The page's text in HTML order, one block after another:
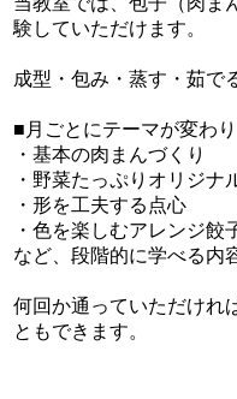
験していただけます。
成型・包み・蒸す・茹で
■月ごとにテーマが変わ
・基本の肉まんづくり
・野菜たっぷりオリジナ
・形を工夫する点心
・色を楽しむアレンジ餃
など、段階的に学べる内
何回か通っていただけれ
ともできます。